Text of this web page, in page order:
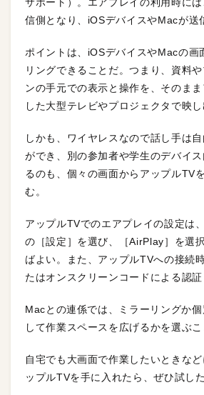
信側となり、iOSデバイスやMacが送
ポイントは、iOSデバイスやMacの画
リングできることだ。つまり、資料
ンの手元での表示と操作を、そのま
した大型テレビやプロジェクタで映し
しかも、ワイヤレスなので話し手は
ができ、別の参加者や学生のデバイ
るのも、個々の画面からアップルTV
む。
アップルTVでのエアプレイの設定は
の［設定］を選び、［AirPlay］を選
ばよい。また、アップルTVへの接続
たはオンスクリーンコードによる認証
Macとの連係では、ミラーリングか
して作業スペースを広げるかを選ぶこ
自宅でも大画面で作業したいときな
ップルTVを手に入れたら、ぜひ試し